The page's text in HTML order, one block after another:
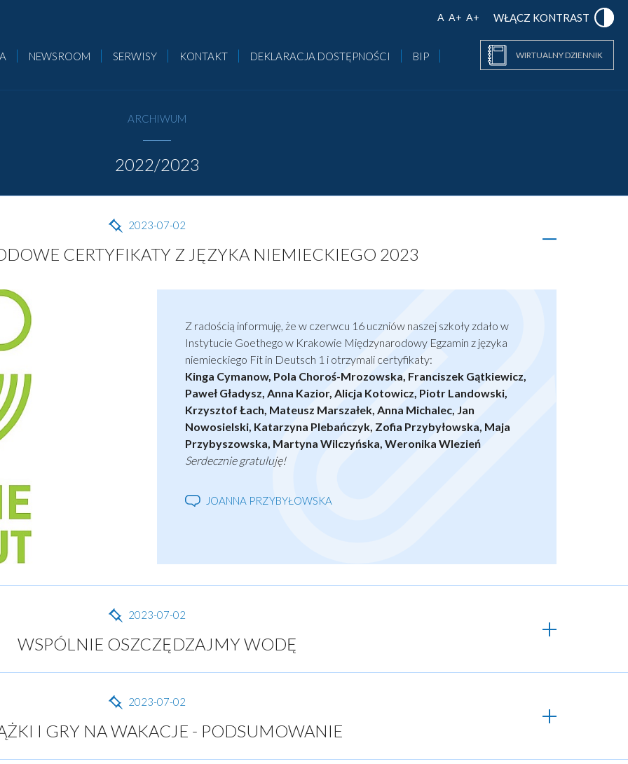
A A+ A+ WŁĄCZ KONTRAST
NEWSROOM SERWISY KONTAKT DEKLARACJA DOSTĘPNOŚCI BIP WIRTUALNY DZIENNIK
ARCHIWUM
2022/2023
2023-07-02
CERTYFIKATY Z JĘZYKA NIEMIECKIEGO 2023
Z radością informuję, że w czerwcu 16 uczniów naszej szkoły zdało w
Instytucie Goethego w Krakowie Międzynarodowy Egzamin z języka
niemieckiego Fit in Deutsch 1 i otrzymali certyfikaty:
Kinga Cymanow, Pola Choroś-Mrozowska, Franciszek Gątkiewicz,
Paweł Gładysz, Anna Kazior, Alicja Kotowicz, Piotr Landowski,
Krzysztof Łach, Mateusz Marszałek, Anna Michalec, Jan
Nowosielski, Katarzyna Plebańczyk, Zofia Przybyłowska, Maja
Przybyszowska, Martyna Wilczyńska, Weronika Wlezień
Serdecznie gratuluję!
JOANNA PRZYBYŁOWSKA
2023-07-02
WSPÓLNIE OSZCZĘDZAJMY WODĘ
2023-07-02
I GRY NA WAKACJE - PODSUMOWANIE